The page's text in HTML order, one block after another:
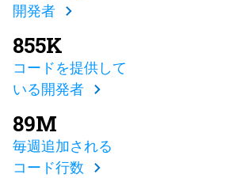
開発者
855K
コードを提供して
いる開発者
89M
毎週追加される
コード行数